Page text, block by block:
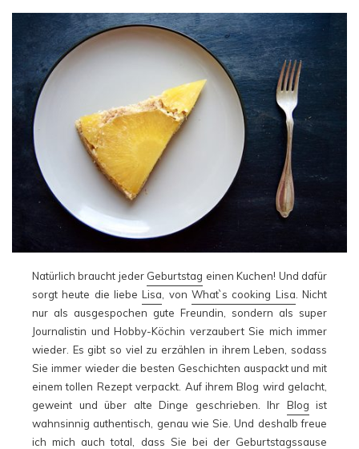
Natürlich braucht jeder Geburtstag einen Kuchen! Und dafür
sorgt heute die liebeLisa , vonWhat`s cooking Lisa . Nicht
nur als ausgespochen gute Freundin, sondern als super
Journalistin und Hobby-Köchin verzaubert Sie mich immer
wieder. Es gibt so viel zu erzählen in ihrem Leben, sodass
Sie immer wieder die besten Geschichten auspackt und mit
einem tollen Rezept verpackt. Auf ihrem Blog wird gelacht,
geweint und über alte Dinge geschrieben. Ihr Blog ist
wahnsinnig authentisch, genau wie Sie. Und deshalb freue
ich mich auch total, dass Sie bei der Geburtstagssause